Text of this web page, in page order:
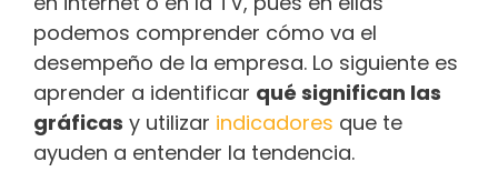
podemos comprender cómo va el
desempeño de la empresa. Lo siguiente es
aprender a identificar qué significan las
gráficas y utilizar indicadores que te
ayuden a entender la tendencia.